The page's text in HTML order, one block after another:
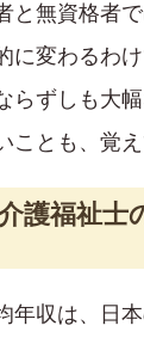
と無資格者
に変わるわ
らずしも大
ことも、覚え
護福祉士
年収は、日